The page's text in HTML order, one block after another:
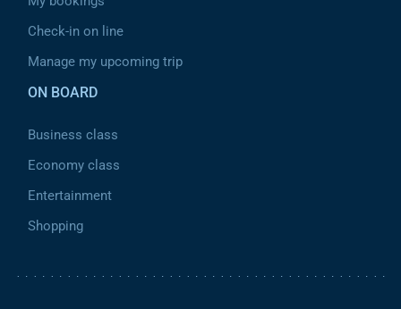
Check-in on line
Manage my upcoming trip
ON BOARD
Business class
Economy class
Entertainment
Shopping